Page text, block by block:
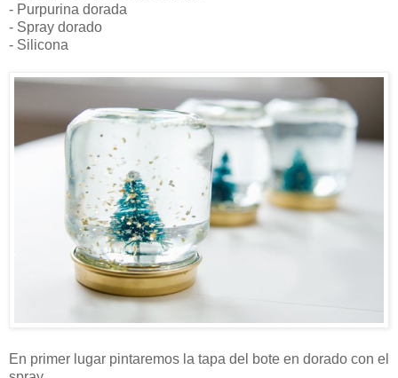
- Purpurina dorada
- Spray dorado
- Silicona
En primer lugar pintaremos la tapa del bote en dorado con el